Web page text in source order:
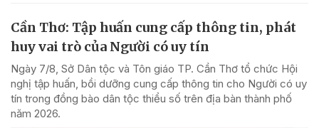
Cần Thơ: Tập huấn cung cấp thông tin, phát
huy vai trò của Người có uy tín
Ngày 7/8, Sở Dân tộc và Tôn giáo TP. Cần Thơ tổ chức Hội
nghị tập huấn, bồi dưỡng cung cấp thông tin cho Người có uy
tín trong đồng bào dân tộc thiểu số trên địa bàn thành phố
năm 2026.